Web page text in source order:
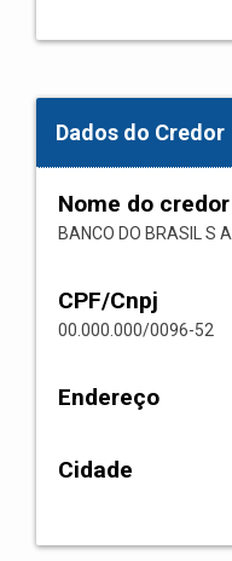
Dados do Credor
Nome do credor
BANCO DO BRASIL S A
CPF/Cnpj
00.000.000/0096-52
Endereço
Cidade